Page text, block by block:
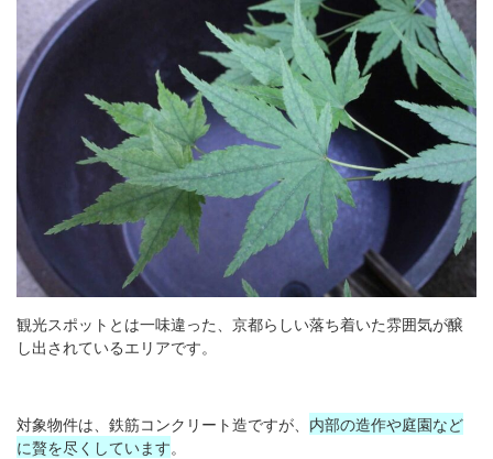
観光スポットとは一味違った、京都らしい落ち着いた雰囲気が醸
し出されているエリアです。
対象物件は、鉄筋コンクリート造ですが、 内部の造作や庭園など
に贅を尽くしています。